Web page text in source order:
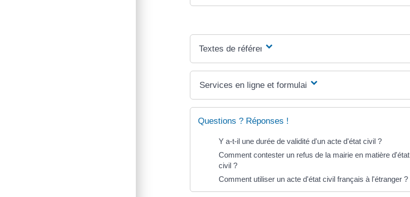
Textes de référence
Services en ligne et formulaires
Questions ? Réponses !
Y a-t-il une durée de validité d'un acte d'état civil ?
Comment contester un refus de la mairie en matière d'état
civil ?
Comment utiliser un acte d'état civil français à l'étranger ?